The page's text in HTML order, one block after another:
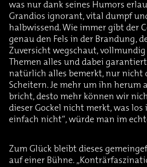
was nur dank seines Humors
Grandios ignorant, vital dumpf
halbwissend. Wie immer gibt der
genau den Fels in der Brandung,
Zuversicht wegschaut,
Themen alles und dabei
natürlich alles bemerkt, nur nicht
Scheitern. Je mehr um ihn herum
bricht, desto mehr können wir
dieser Gockel nicht merkt, was los
einfach nicht“, würde man im
Zum Glück bleibt dieses
auf einer Bühne.